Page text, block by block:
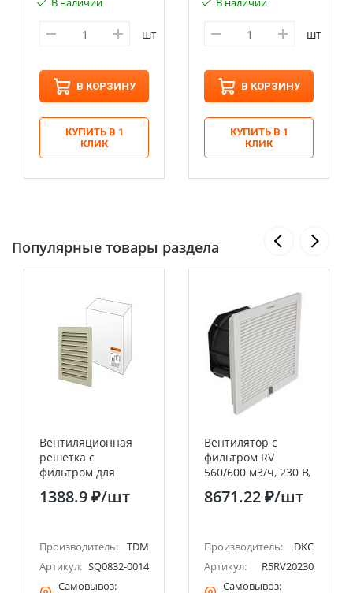
шт
В КОРЗИНУ
КУПИТЬ В 1
КЛИК
шт
В КОРЗИНУ
КУПИТЬ В 1
КЛИК
Популярные товары раздела
Вентиляционная
решетка с
фильтром для
вентилятора
SQ0832-0010 (150
1388.9 ₽/шт
Производитель:
TDM
Артикул: SQ0832-0014
Самовывоз:
Вентилятор с
фильтром RV
560/600 м3/ч, 230 В,
325x325 мм, IP54
DKC
8671.22 ₽/шт
Производитель:
DKC
Артикул:
R5RV20230
Самовывоз: